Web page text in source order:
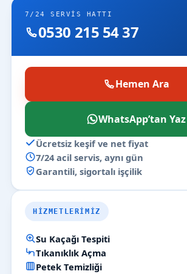
7/24 SERVIS HATTI
0530 215 54 37
Hemen Ara
WhatsApp’tan Yaz
Ücretsiz keşif ve net fiyat
7/24 acil servis, aynı gün
Garantili, sigortalı işçilik
HIZMETLERIMIZ
Su Kaçağı Tespiti
Tıkanıklık Açma
Petek Temizliği